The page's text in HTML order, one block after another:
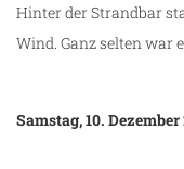
Hinter der Strandbar
Wind. Ganz selten war
Samstag, 10. Dezember